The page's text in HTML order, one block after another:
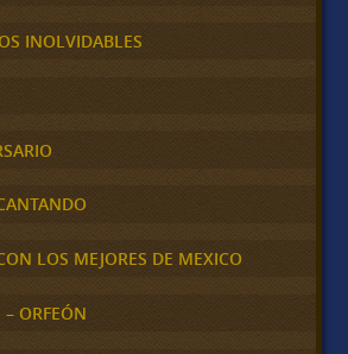
INOLVIDABLES
LOS MEJORES DE MEXICO
ORFEÓN